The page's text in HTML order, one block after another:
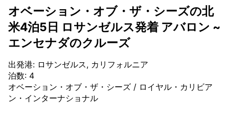
オベーション・オブ・ザ・シーズの北
米4泊5日 ロサンゼルス発着 アバロン ~
エンセナダのクルーズ
出発港: ロサンゼルス, カリフォルニア
泊数: 4
オベーション・オブ・ザ・シーズ / ロイヤル・カリビア
ン・インターナショナル